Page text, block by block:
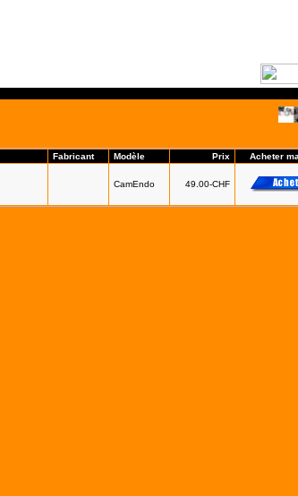
Fabricant Modèle Prix Acheter
CamEndo 49.00-CHF